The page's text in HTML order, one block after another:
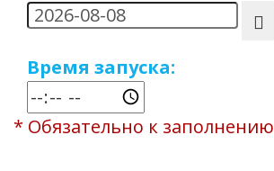
Время запуска:
* Обязательно к заполнению